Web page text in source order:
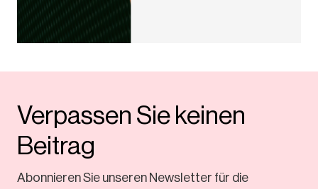
Verpassen Sie keinen
Beitrag
Abonnieren Sie unseren Newsletter für die